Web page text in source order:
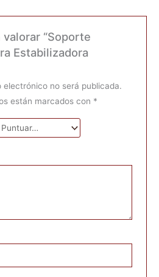
“Soporte
Estabilizadora
no será publicada.
están marcados con *